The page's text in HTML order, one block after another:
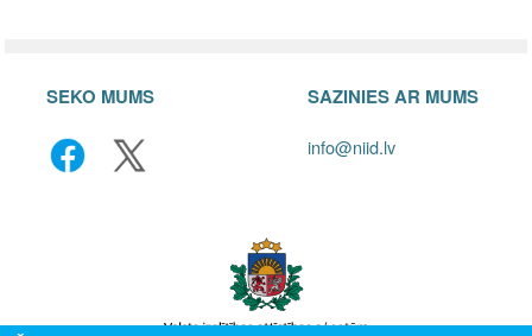
SEKO MUMS SAZINIES AR MUMS
info@niid.lv